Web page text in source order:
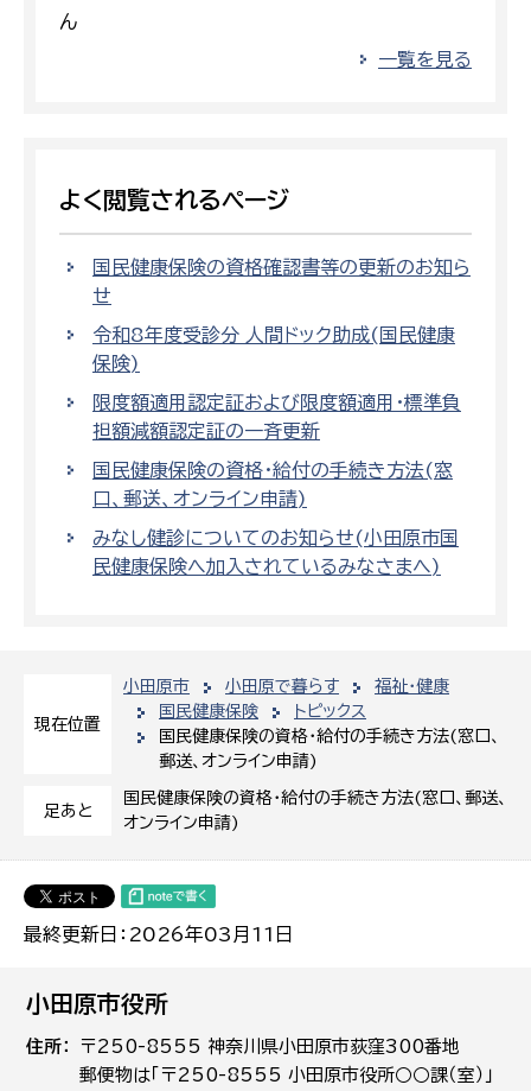
現在位置
小田原市 小田原で暮らす
福祉・健康
国民健康保険
トピックス
国民健康保険の資格・給付の手続き方法(窓口、
郵送、オンライン申請)
足あと
国民健康保険の資格・給付の手続き方法(窓口、郵送、
オンライン申請)
最終更新日：2026年03月11日
ん
一覧を見る
よく閲覧されるページ
国民健康保険の資格確認書等の更新のお知ら
せ
令和8年度受診分 人間ドック助成(国民健康
保険)
限度額適用認定証および限度額適用・標準負
担額減額認定証の一斉更新
国民健康保険の資格・給付の手続き方法(窓
口、郵送、オンライン申請)
みなし健診についてのお知らせ(小田原市国
民健康保険へ加入されているみなさまへ)
小田原市役所
住所
〒250-8555 神奈川県小田原市荻窪300番地
郵便物は「〒250-8555 小田原市役所○○課（室）」